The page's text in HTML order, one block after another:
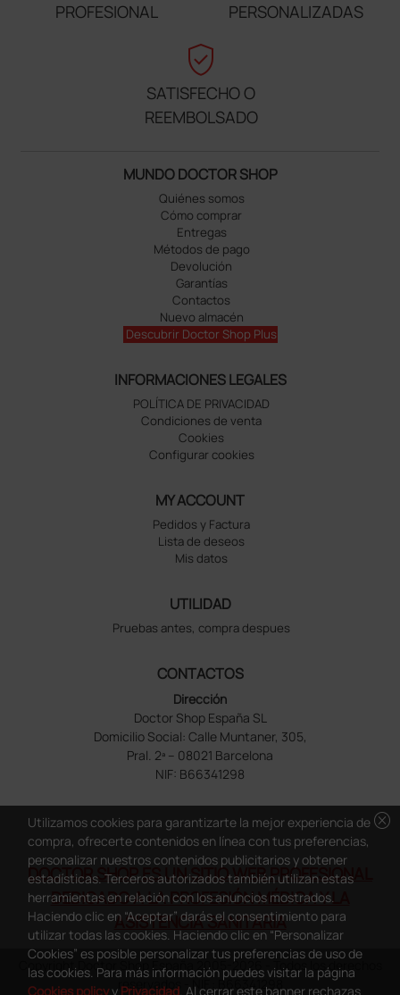
PROFESIONAL
PERSONALIZADAS
verified_user
SATISFECHO O
REEMBOLSADO
MUNDO DOCTOR SHOP
Quiénes somos
Cómo comprar
Entregas
Métodos de pago
Devolución
Garantías
Contactos
Nuevo almacén
Descubrir Doctor Shop Plus
INFORMACIONES LEGALES
POLÍTICA DE PRIVACIDAD
Condiciones de venta
Cookies
Configurar cookies
MY ACCOUNT
Pedidos y Factura
Lista de deseos
Mis datos
UTILIDAD
Pruebas antes, compra despues
CONTACTOS
Dirección
Doctor Shop España SL
Domicilio Social: Calle Muntaner, 305,
Pral. 2ª – 08021 Barcelona
NIF: B66341298
DOCTOR SHOP ES UN SITIO WEB PROFESIONAL
DEDICADO A LA PROFESIÓN MÉDICA Y LA
ASISTENCIA SANITARIA
Copyright Doctor Shop España 2005-2026 - Todos los derechos
reservados - NIF.: B66341298
cancel
Utilizamos cookies para garantizarte la mejor experiencia de
compra, ofrecerte contenidos en línea con tus preferencias,
personalizar nuestros contenidos publicitarios y obtener
estadísticas. Terceros autorizados también utilizan estas
herramientas en relación con los anuncios mostrados.
Haciendo clic en “Aceptar” darás el consentimiento para
utilizar todas las cookies. Haciendo clic en “Personalizar
Cookies” es posible personalizar tus preferencias de uso de
las cookies. Para más información puedes visitar la página
Cookies policyy Privacidad. Al cerrar este banner rechazas